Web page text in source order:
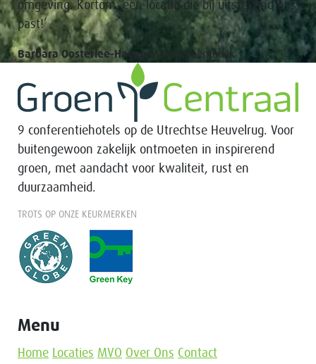
omgeving. Kortom, een locatie die bij uitstekend ons
past!’
Barbara Oosterlee-Hagen Managementboek
9 conferentiehotels op de Utrechtse Heuvelrug. Voor
buitengewoon zakelijk ontmoeten in inspirerend
groen, met aandacht voor kwaliteit, rust en
duurzaamheid.
TROTS OP ONZE KEURMERKEN
Menu
Home Locaties MVO Over Ons Contact